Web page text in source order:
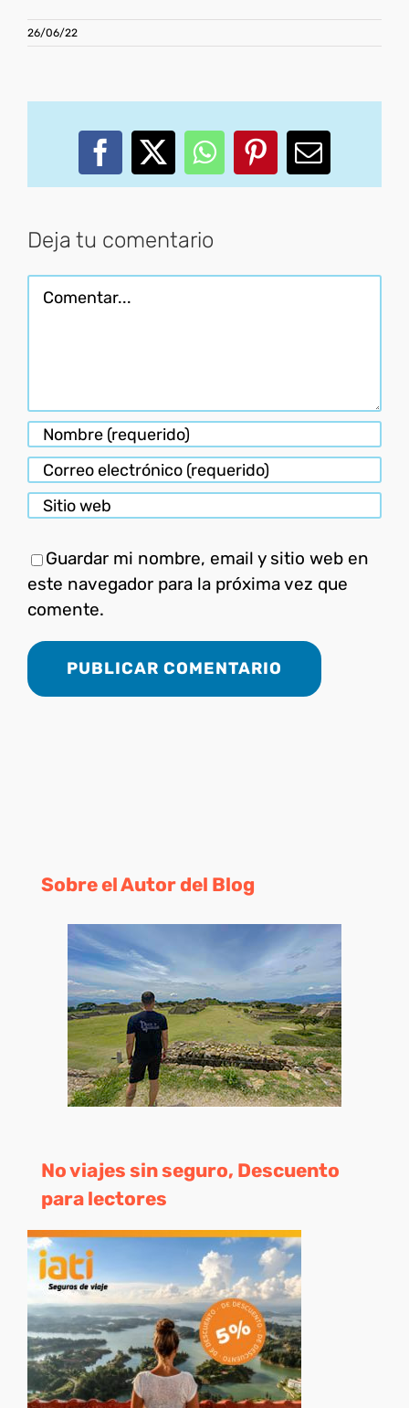
26/06/22
Facebook
X WhatsApp
PinterestCorreo
Deja tu comentario
Comentar
Guardar mi nombre, email y sitio web en
este navegador para la próxima vez que
comente.
Sobre el Autor del Blog
No viajes sin seguro, Descuento
para lectores